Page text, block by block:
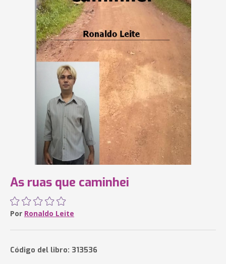
As ruas que caminhei
Por Ronaldo Leite
Código del libro: 313536